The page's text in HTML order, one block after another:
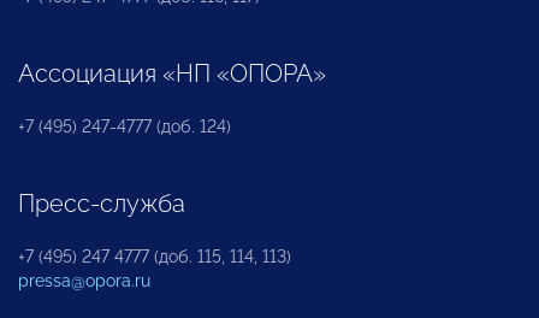
Ассоциация «НП «ОПОРА»
+7 (495) 247-4777 (доб. 124)
Пресс-служба
+7 (495) 247 4777 (доб. 115, 114, 113)
pressa@opora.ru